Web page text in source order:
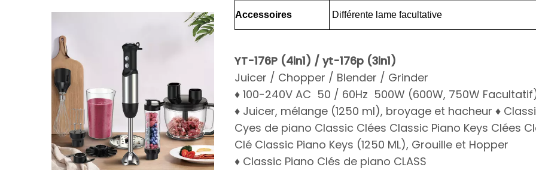
Accessoires Différente lame facultative
YT-176P (4in1) / yt-176p (3in1)
Juicer / Chopper / Blender / Grinder
♦ 100-240V AC 50 / 60Hz 500W (600W, 750W
♦ Juicer, mélange (1250 ml), broyage et hacheur ♦
Cyes de piano Classic Clées Classic Piano Keys Clées
Clé Classic Piano Keys (1250 ML), Grouille et Hopper
♦ Classic Piano Clés de piano CLASS